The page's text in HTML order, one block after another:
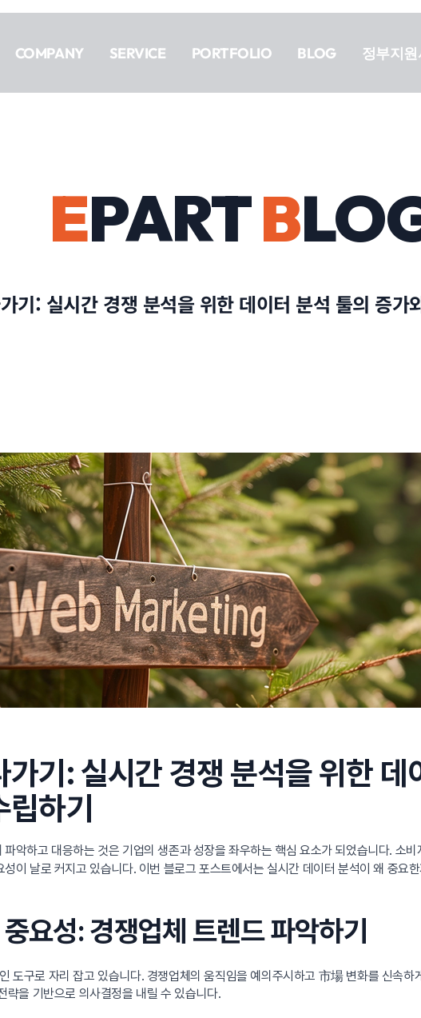
COMPANY SERVICE PORTFOLIO BLOG 정부지원
EPARTB
기: 실시간 경쟁 분석을 위한 데이터 분석 툴의 증가
기: 실시간 경쟁 분석을 위한 데
하기
파악하고 대응하는 것은 기업의 생존과 성장을 좌우하는 핵심 요소가 되었습니다. 소
이 날로 커지고 있습니다. 이번 블로그 포스트에서는 실시간 데이터 분석이 왜 중요
요성: 경쟁업체 트렌드 파악하기
도구로 자리 잡고 있습니다. 경쟁업체의 움직임을 예의주시하고 市場 변화를 신속
략을 기반으로 의사결정을 내릴 수 있습니다.